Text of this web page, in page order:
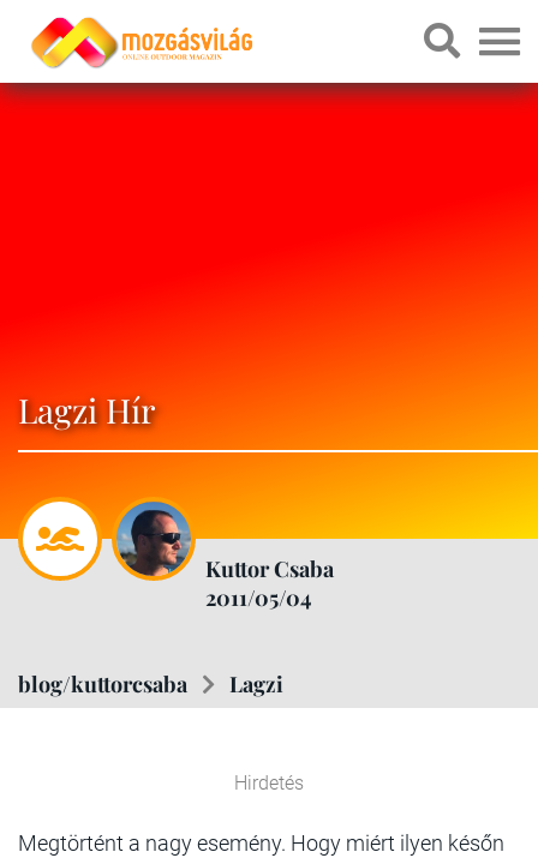
Lagzi Hír
Kuttor Csaba
2011/05/04
blog/kuttorcsaba Lagzi
Hirdetés
Megtörtént a nagy esemény. Hogy miért ilyen későn